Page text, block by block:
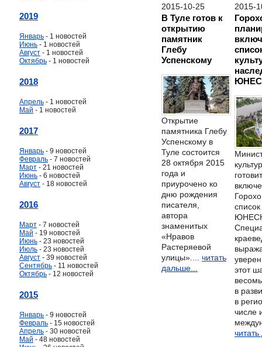
2019
Январь - 1 новостей
Июнь - 1 новостей
Август - 1 новостей
Октябрь - 1 новостей
2018
Апрель - 1 новостей
Май - 1 новостей
2017
Январь - 9 новостей
Февраль - 7 новостей
Март - 21 новостей
Июнь - 6 новостей
Август - 18 новостей
2016
Март - 7 новостей
Май - 19 новостей
Июнь - 23 новостей
Июль - 23 новостей
Август - 39 новостей
Сентябрь - 11 новостей
Октябрь - 12 новостей
2015
Январь - 9 новостей
Февраль - 15 новостей
Апрель - 30 новостей
Май - 48 новостей
2015-10-25
В Туле готов к
открытию
памятник
Глебу
Успенскому
Открытие
памятника Глебу
Успенскому в
Туле состоится
28 октября 2015
года и
приурочено ко
дню рождения
писателя,
автора
знаменитых
«Нравов
Растеряевой
улицы».... читать
дальше...
2015-
этот
в
в
числе